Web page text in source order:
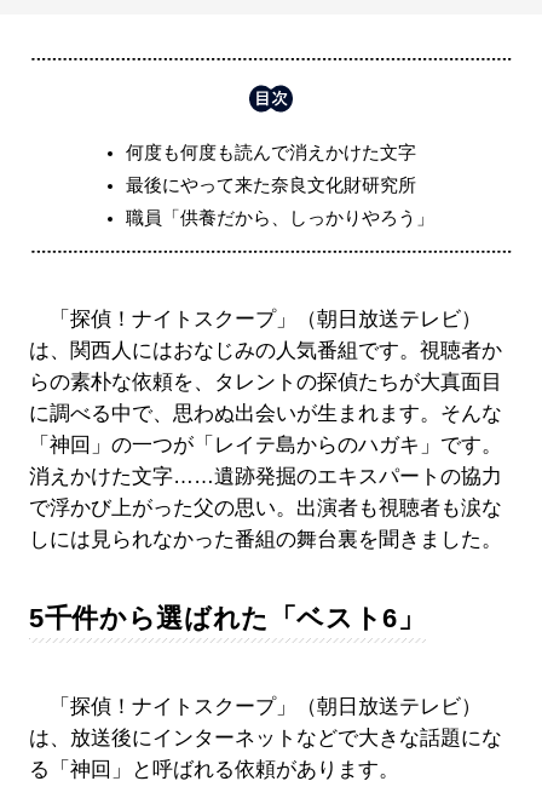
何度も何度も読んで消えかけた文字
最後にやって来た奈良文化財研究所
職員「供養だから、しっかりやろう」
「探偵！ナイトスクープ」（朝日放送テレビ）
は、関西人にはおなじみの人気番組です。視聴者か
らの素朴な依頼を、タレントの探偵たちが大真面目
に調べる中で、思わぬ出会いが生まれます。そんな
「神回」の一つが「レイテ島からのハガキ」です。
消えかけた文字……遺跡発掘のエキスパートの協力
で浮かび上がった父の思い。出演者も視聴者も涙な
しには見られなかった番組の舞台裏を聞きました。
5千件から選ばれた「ベスト6」
「探偵！ナイトスクープ」（朝日放送テレビ）
は、放送後にインターネットなどで大きな話題にな
る「神回」と呼ばれる依頼があります。